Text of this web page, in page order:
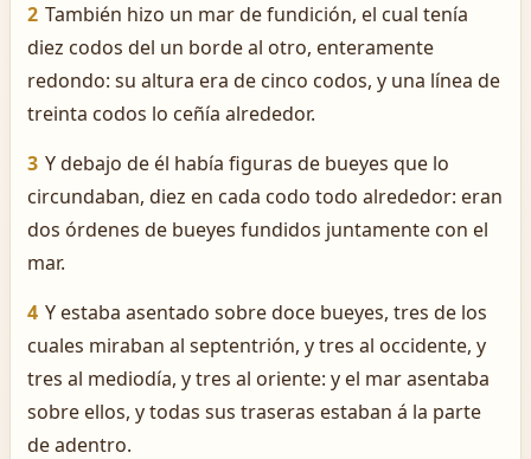
2 También hizo un mar de fundición, el cual tenía
diez codos del un borde al otro, enteramente
redondo: su altura era de cinco codos, y una línea de
treinta codos lo ceñía alrededor.
3 Y debajo de él había figuras de bueyes que lo
circundaban, diez en cada codo todo alrededor: eran
dos órdenes de bueyes fundidos juntamente con el
mar.
4 Y estaba asentado sobre doce bueyes, tres de los
cuales miraban al septentrión, y tres al occidente, y
tres al mediodía, y tres al oriente: y el mar asentaba
sobre ellos, y todas sus traseras estaban á la parte
de adentro.